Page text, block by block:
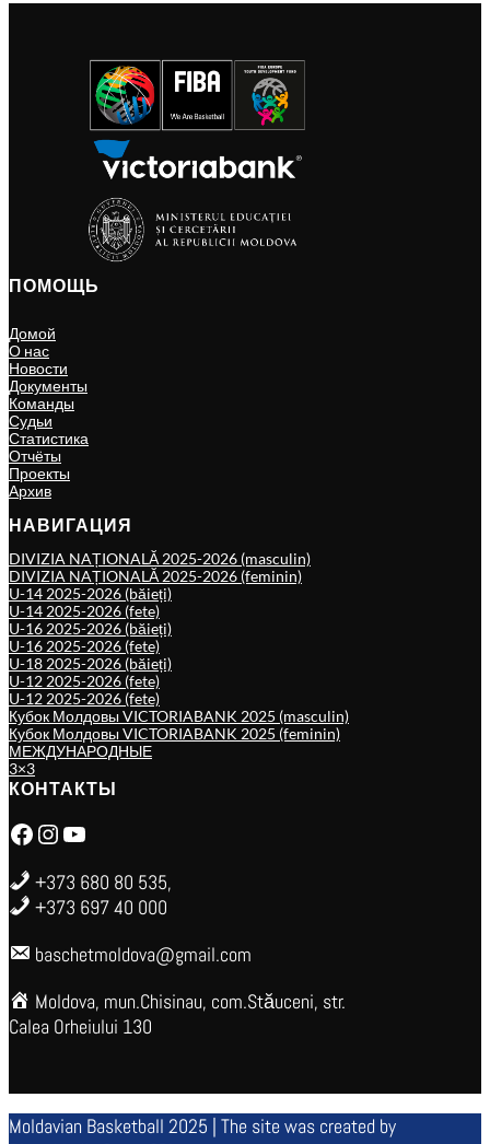
ПОМОЩЬ
Домой
О нас
Новости
Документы
Команды
Судьи
Статистика
Отчёты
Проекты
Архив
НАВИГАЦИЯ
DIVIZIA NAȚIONALĂ 2025-2026 (masculin)
DIVIZIA NAȚIONALĂ 2025-2026 (feminin)
U-14 2025-2026 (băieți)
U-14 2025-2026 (fete)
U-16 2025-2026 (băieți)
U-16 2025-2026 (fete)
U-18 2025-2026 (băieți)
U-12 2025-2026 (fete)
U-12 2025-2026 (fete)
Кубок Молдовы VICTORIABANK 2025 (masculin)
Кубок Молдовы VICTORIABANK 2025 (feminin)
МЕЖДУНАРОДНЫЕ
3×3
КОНТАКТЫ
Facebook Instagram YouTube
+373 680 80 535,
+373 697 40 000
baschetmoldova@gmail.com
Moldova, mun.Chisinau, com.Stăuceni, str.
Calea Orheiului 130
Moldavian Basketball 2025 | The site was created by